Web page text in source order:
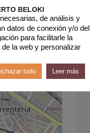
BELOKI
de análisis y
datos de conexión y/o del
para facilitarle la
la web y personalizar
todo Leer más